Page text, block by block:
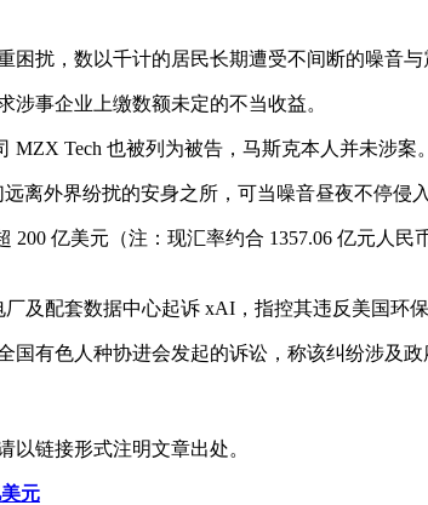
扰，数以千计的居民长期遭受不间断的噪音与
事企业上缴数额未定的不当收益。
Tech 也被列为被告，马斯克本人并未涉案。
离外界纷扰的安身之所，可当噪音昼夜不停侵
亿美元（注：现汇率约合 1357.06 亿元人
及配套数据中心起诉 xAI，指控其违反美国环
有色人种协进会发起的诉讼，称该纠纷涉及
以链接形式注明文章出处。
元